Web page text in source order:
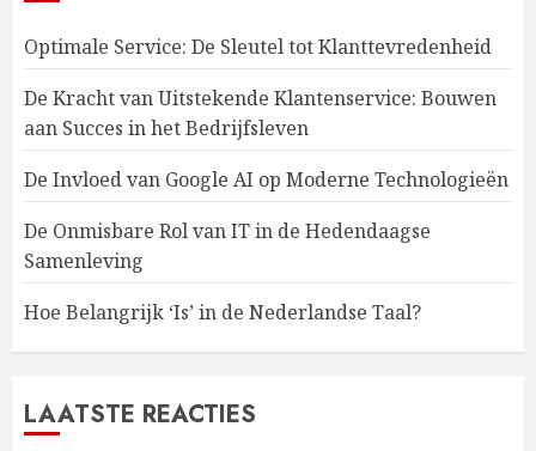
Optimale Service: De Sleutel tot Klanttevredenheid
De Kracht van Uitstekende Klantenservice: Bouwen
aan Succes in het Bedrijfsleven
De Invloed van Google AI op Moderne Technologieën
De Onmisbare Rol van IT in de Hedendaagse
Samenleving
Hoe Belangrijk ‘Is’ in de Nederlandse Taal?
LAATSTE REACTIES